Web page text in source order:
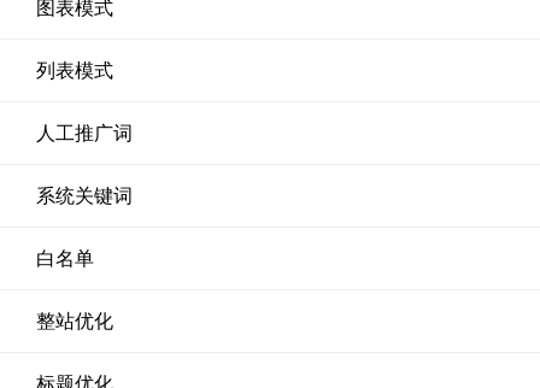
图表模式
列表模式
人工推广词
系统关键词
白名单
整站优化
标题优化